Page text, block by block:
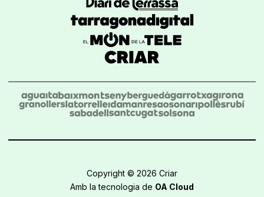
Copyright © 2026 Criar
Amb la tecnologia de OA Cloud